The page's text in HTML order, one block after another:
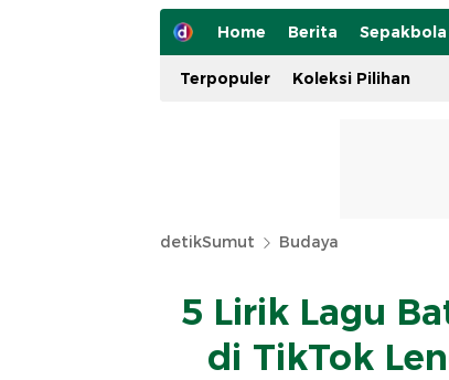
Home Berita Sepakbola
Terpopuler Koleksi Pilihan
detikSumut Budaya
5 Lirik Lagu
di TikTok